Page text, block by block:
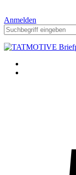
Anmelden